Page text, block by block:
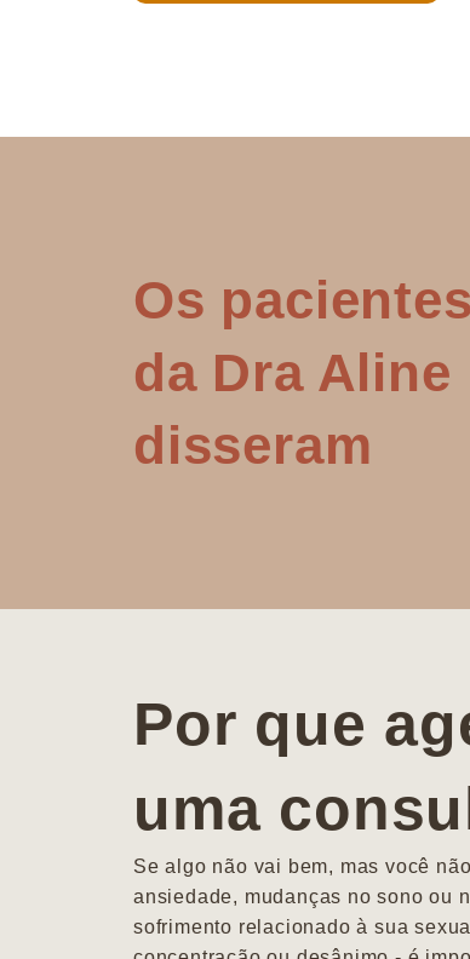
Os pacientes
da Dra Aline
disseram
Por que
uma
Se algo não vai bem, mas você
ansiedade, mudanças no sono ou
sofrimento relacionado à sua